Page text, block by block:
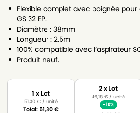
Flexible complet avec poignée pour
GS 32 EP.
Diamètre : 38mm
Longueur : 2.5m
100% compatible avec l’aspirateur
Produit neuf.
1 x Lot
51,30€ / unité
Total: 51,30€
2 x Lot
46,18€ / unité
-10%